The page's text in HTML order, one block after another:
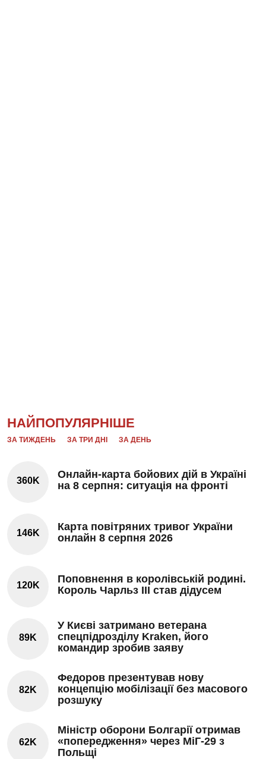
НАЙПОПУЛЯРНІШЕ
ЗА ТИЖДЕНЬ ЗА ТРИ ДНІ ЗА ДЕНЬ
360K
Онлайн-карта бойових дій в Україні
на 8 серпня: ситуація на фронті
146K
Карта повітряних тривог України
онлайн 8 серпня 2026
120K
Поповнення в королівській родині.
Король Чарльз III став дідусем
89K
У Києві затримано ветерана
спецпідрозділу Kraken, його
командир зробив заяву
82K
Федоров презентував нову
концепцію мобілізації без масового
розшуку
62K
Міністр оборони Болгарії отримав
«попередження» через МіГ-29 з
Польщі